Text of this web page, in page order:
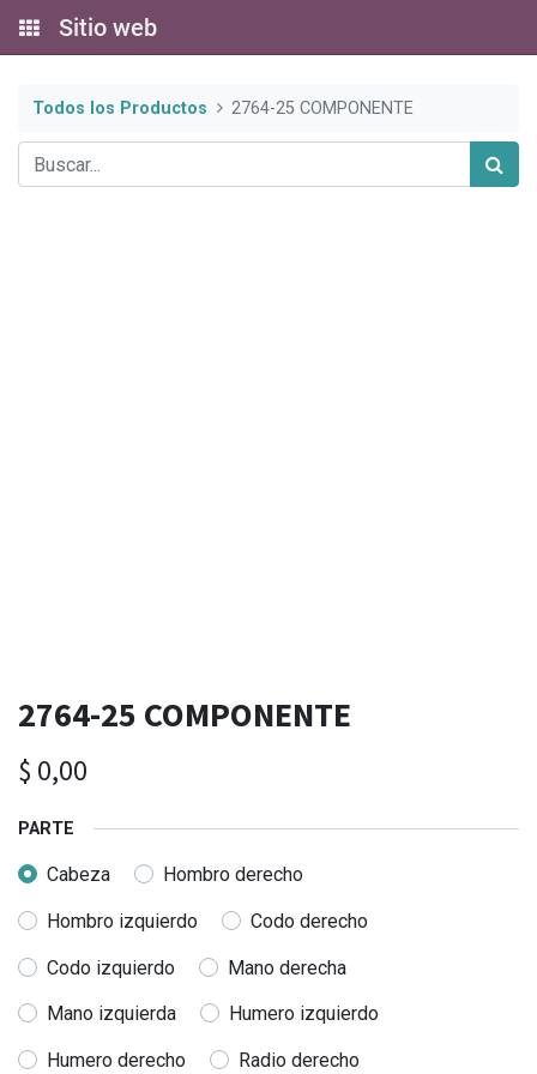
Sitio web
Todos los Productos 2764-25 COMPONENTE
2764-25 COMPONENTE
$ 0,00
PARTE
Cabeza Hombro derecho
Hombro izquierdo Codo derecho
Codo izquierdo Mano derecha
Mano izquierda Humero izquierdo
Humero derecho Radio derecho